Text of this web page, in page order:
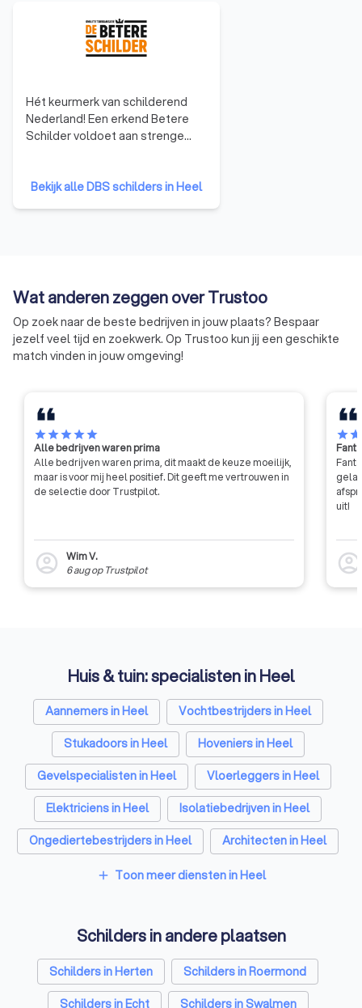
Hét keurmerk van schilderend
Nederland! Een erkend Betere
Schilder voldoet aan strenge
ze gekozen hebben voor een
Bekijk alle DBS schilders in Heel
Wat anderen zeggen over Trustoo
Op zoek naar de beste bedrijven in jouw plaats? Bespaar
jezelf veel tijd en zoekwerk. Op Trustoo kun jij een geschikte
match vinden in jouw omgeving!
starstarstarstarstar
Alle bedrijven waren prima
Alle bedrijven waren prima, dit maakt de keuze moeilijk,
maar is voor mij heel positief. Dit geeft me vertrouwen in
de selectie door Trustpilot.
account_circle
Wim V.
6 augop Trustpilot
starstar
uit!
account_circle
Huis & tuin: specialisten in Heel
Aannemers in Heel
Vochtbestrijders in Heel
Stukadoors in Heel
Hoveniers in Heel
Gevelspecialisten in Heel
Vloerleggers in Heel
Elektriciens in Heel
Isolatiebedrijven in Heel
Ongediertebestrijders in Heel
Architecten in Heel
Zonwering specialisten in Heel
Traprenovatie bedrijven in Heel
Schoorsteenvegers in Heel
Hekwerkspecialisten in Heel
add Toon meer diensten in Heel
Schilders in andere plaatsen
Schilders in Herten
Schilders in Roermond
Schilders in Echt
Schilders in Swalmen